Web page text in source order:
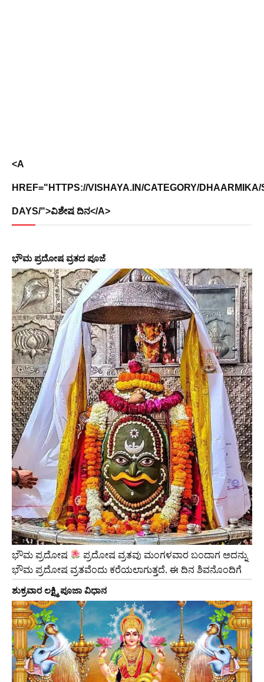
<A
HREF="HTTPS://VISHAYA.IN/CATEGORY/
DAYS/">ವಿಶೇಷ ದಿನ</A>
ಭೌಮ ಪ್ರದೋಷ ವ್ರತದ ಪೂಜೆ
ಭೌಮ ಪ್ರದೋಷ
ಪ್ರದೋಷ ವ್ರತವು ಮಂಗಳವಾರ ಬಂದಾಗ ಅದನ್ನು
ಭೌಮ ಪ್ರದೋಷ ವ್ರತವೆಂದು ಕರೆಯಲಾಗುತ್ತದೆ. ಈ ದಿನ ಶಿವನೊಂದಿಗೆ
ಶುಕ್ರವಾರ ಲಕ್ಷ್ಮಿ ಪೂಜಾ ವಿಧಾನ